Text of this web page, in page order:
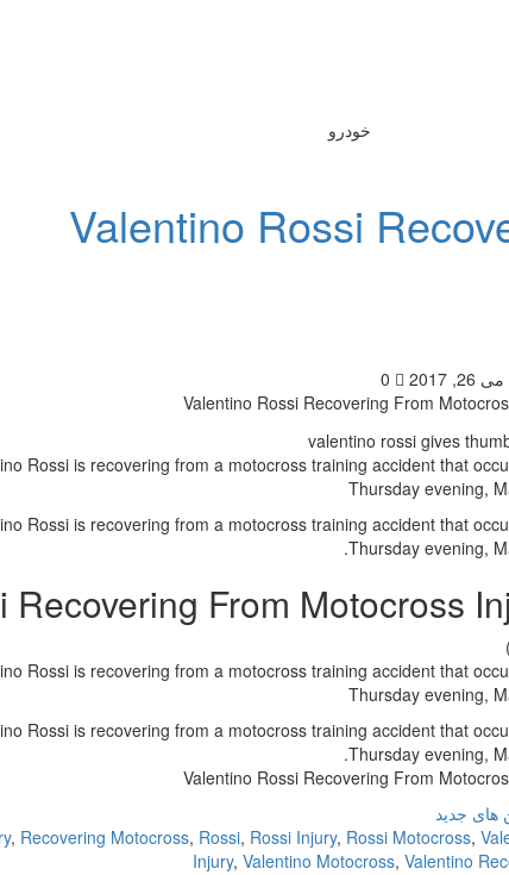
خودرو
Valentino Rossi
می 26, 2017
0
Valentino Rossi Recovering From
Rossi is recovering from a motocross training accident that
Thursday evening,
Rossi is recovering from a motocross training accident that
Thursday evening,
Recovering From Motocross
Rossi is recovering from a motocross training accident that
Thursday evening,
Rossi is recovering from a motocross training accident that
Thursday evening,
Valentino Rossi Recovering From
های جدید
, Recovering Motocross, Rossi, Rossi Injury, Rossi Motocross,
Injury, Valentino Motocross, Valentino